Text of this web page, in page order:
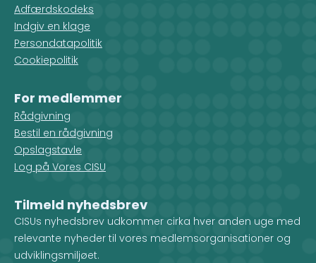
Adfærdskodeks
Indgiv en klage
Persondatapolitik
Cookiepolitik
For medlemmer
Rådgivning
Bestil en rådgivning
Opslagstavle
Log på Vores CISU
Tilmeld nyhedsbrev
CISUs nyhedsbrev udkommer cirka hver anden uge med
relevante nyheder til vores medlemsorganisationer og
udviklingsmiljøet.